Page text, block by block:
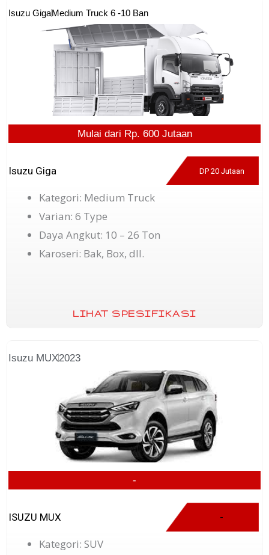
Isuzu GigaMedium Truck 6 -10 Ban
Mulai dari Rp. 600 Jutaan
Isuzu Giga DP 20 Jutaan
Kategori: Medium Truck
Varian: 6 Type
Daya Angkut: 10 – 26 Ton
Karoseri: Bak, Box, dll.
LIHAT SPESIFIKASI
Isuzu MUX2023
-
ISUZU MUX -
Kategori: SUV